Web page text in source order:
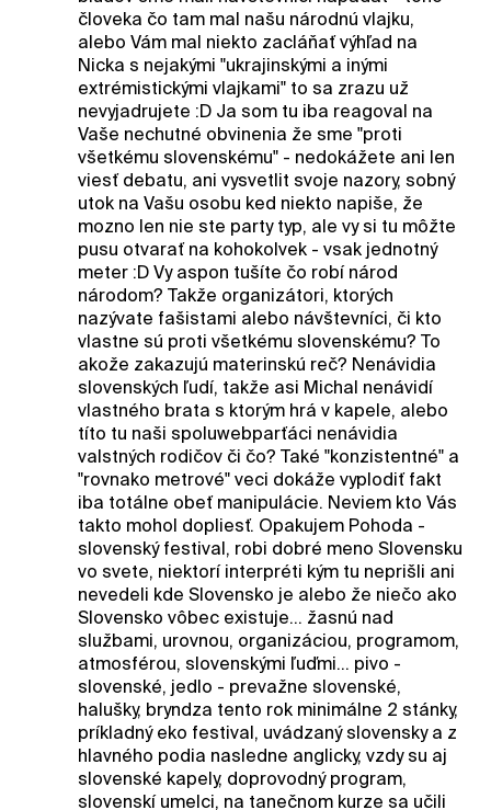
človeka čo tam mal našu národnú vlajku,
alebo Vám mal niekto zacláňať výhľad na
Nicka s nejakými "ukrajinskými a inými
extrémistickými vlajkami" to sa zrazu už
nevyjadrujete :D Ja som tu iba reagoval na
Vaše nechutné obvinenia že sme "proti
všetkému slovenskému" - nedokážete ani len
viesť debatu, ani vysvetlit svoje nazory, sobný
utok na Vašu osobu ked niekto napiše, že
mozno len nie ste party typ, ale vy si tu môžte
pusu otvarať na kohokolvek - vsak jednotný
meter :D Vy aspon tušíte čo robí národ
národom? Takže organizátori, ktorých
nazývate fašistami alebo návštevníci, či kto
vlastne sú proti všetkému slovenskému? To
akože zakazujú materinskú reč? Nenávidia
slovenských ľudí, takže asi Michal nenávidí
vlastného brata s ktorým hrá v kapele, alebo
títo tu naši spoluwebparťáci nenávidia
valstných rodičov či čo? Také "konzistentné" a
"rovnako metrové" veci dokáže vyplodiť fakt
iba totálne obeť manipulácie. Neviem kto Vás
takto mohol dopliesť. Opakujem Pohoda -
slovenský festival, robi dobré meno Slovensku
vo svete, niektorí interpréti kým tu neprišli ani
nevedeli kde Slovensko je alebo že niečo ako
Slovensko vôbec existuje... žasnú nad
službami, urovnou, organizáciou, programom,
atmosférou, slovenskými ľuďmi... pivo -
slovenské, jedlo - prevažne slovenské,
halušky, bryndza tento rok minimálne 2 stánky,
príkladný eko festival, uvádzaný slovensky a z
hlavného podia nasledne anglicky, vzdy su aj
slovenské kapely, doprovodný program,
slovenskí umelci, na tanečnom kurze sa učili